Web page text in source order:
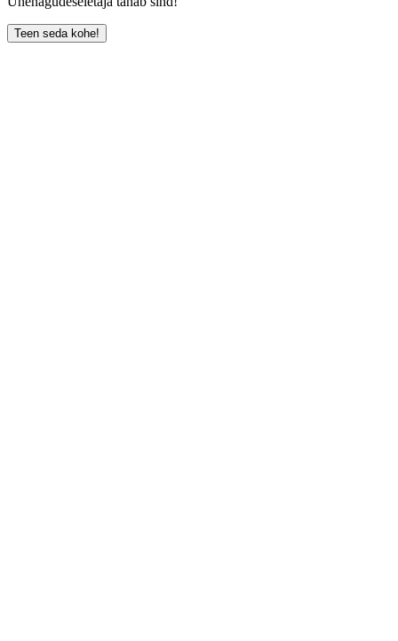
Teen seda kohe!